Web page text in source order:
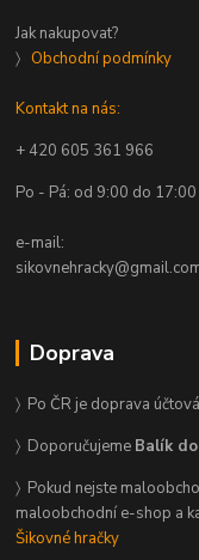
Jak nakupovat?
〉 Obchodní podmínky
Kontakt na nás:
+ 420 605 361 966
Po - Pá: od 9:00 do 17:00
e-mail:
Doprava
〉 Po ČR je doprava
〉 Doporučujeme Balík
〉 Pokud nejste
maloobchodní e-shop a
Šikovné hračky